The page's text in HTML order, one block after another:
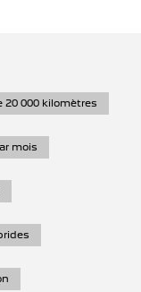
20 000 kilomètres
mois